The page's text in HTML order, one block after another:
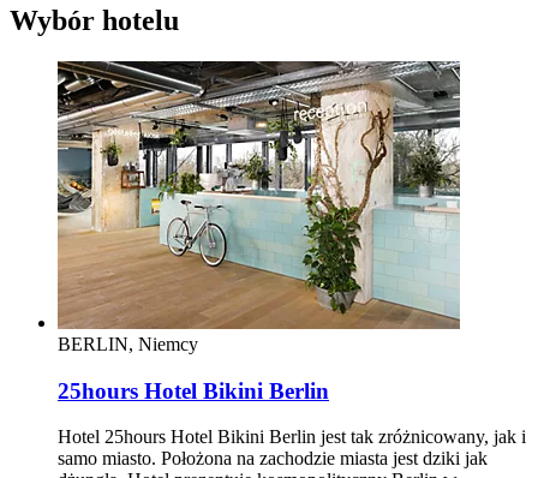
Wybór hotelu
BERLIN, Niemcy
25hours Hotel Bikini Berlin
Hotel 25hours Hotel Bikini Berlin jest tak zróżnicowany, jak i
samo miasto. Położona na zachodzie miasta jest dziki jak